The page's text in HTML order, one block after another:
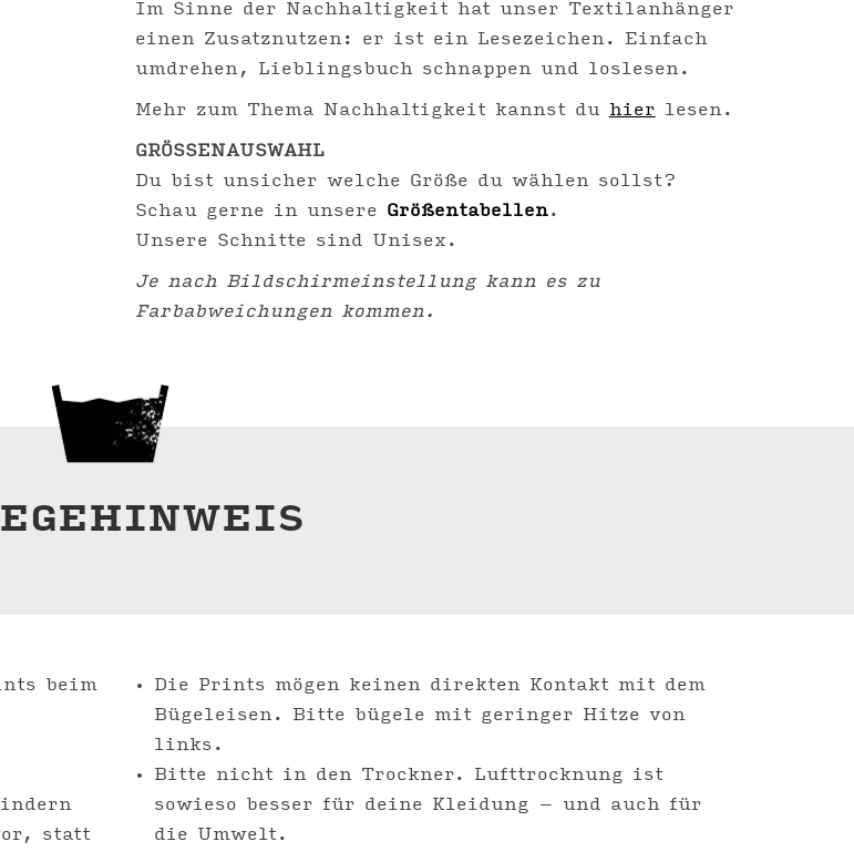
Im Sinne der Nachhaltigkeit hat unser Textilanhänger
einen Zusatznutzen: er ist ein Lesezeichen. Einfach
umdrehen, Lieblingsbuch schnappen und loslesen.
Mehr zum Thema Nachhaltigkeit kannst du hier lesen.
GRÖSSENAUSWAHL
Du bist unsicher welche Größe du wählen sollst?
Schau gerne in unsere Größentabellen.
Unsere Schnitte sind Unisex.
Je nach Bildschirmeinstellung kann es zu
Farbabweichungen kommen.
beim
statt
Die Prints mögen keinen direkten Kontakt mit dem
Bügeleisen. Bitte bügele mit geringer Hitze von
links.
Bitte nicht in den Trockner. Lufttrocknung ist
sowieso besser für deine Kleidung – und auch für
die Umwelt.